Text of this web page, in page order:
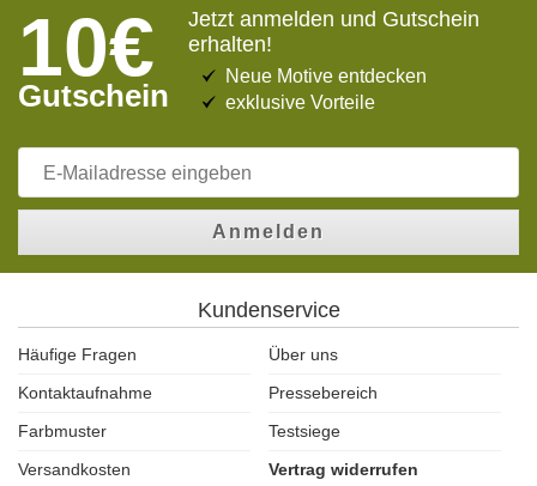
10€
Gutschein
Jetzt anmelden und Gutschein
erhalten!
Neue Motive entdecken
exklusive Vorteile
Anmelden
Kundenservice
Häufige Fragen
Über uns
Kontaktaufnahme
Pressebereich
Farbmuster
Testsiege
Versandkosten
Vertrag widerrufen